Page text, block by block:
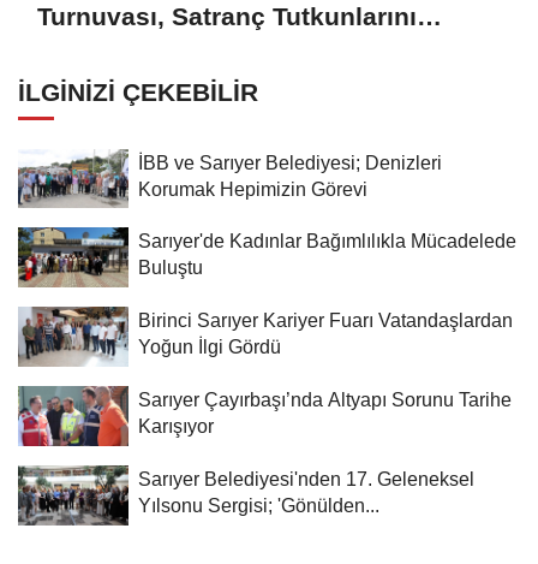
Turnuvası, Satranç Tutkunlarını
İLGINIZI ÇEKEBILIR
İBB ve Sarıyer Belediyesi; Denizleri
Korumak Hepimizin Görevi
Sarıyer'de Kadınlar Bağımlılıkla Mücadelede
Buluştu
Birinci Sarıyer Kariyer Fuarı Vatandaşlardan
Yoğun İlgi Gördü
Sarıyer Çayırbaşı’nda Altyapı Sorunu Tarihe
Karışıyor
Sarıyer Belediyesi'nden 17. Geleneksel
Yılsonu Sergisi; 'Gönülden...